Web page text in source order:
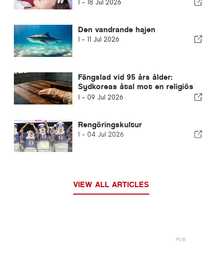
I - 18 Jul 2026
Den vandrande hajen
I - 11 Jul 2026
Fängslad vid 95 års ålder:
Sydkoreas åtal mot en religiös
ledare väcker internationell oro
I - 09 Jul 2026
Rengöringskultur
I - 04 Jul 2026
VIEW ALL ARTICLES